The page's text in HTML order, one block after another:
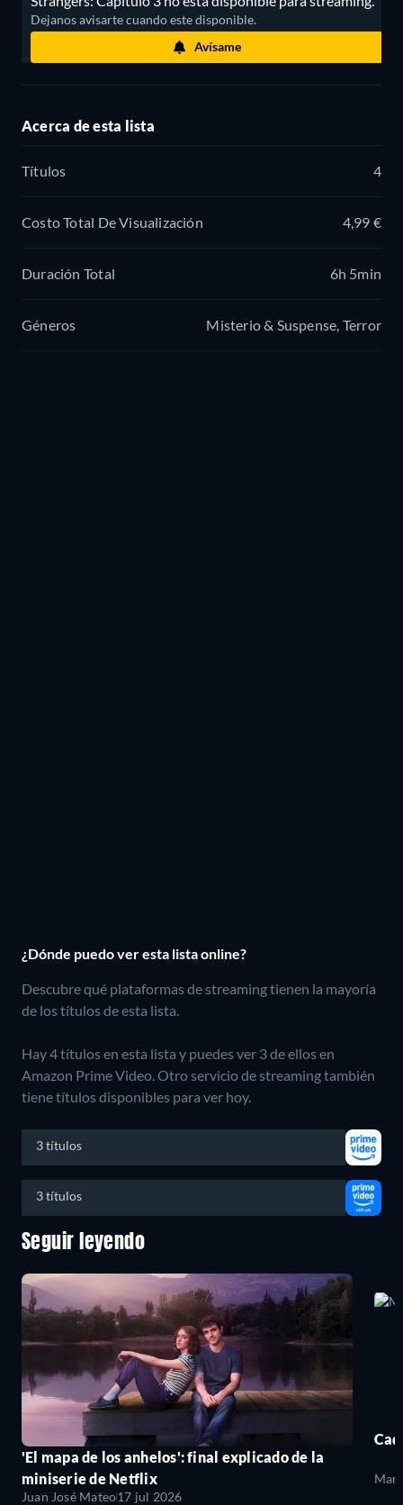
Dejanos avisarte cuando este disponible.
Avísame
Acerca de esta lista
Títulos 4
Costo Total De Visualización 4,99 €
Duración Total 6h 5min
Géneros Misterio & Suspense, Terror
¿Dónde puedo ver esta lista online?
Descubre qué plataformas de streaming tienen la mayoría
de los títulos de esta lista.
Hay 4 títulos en esta lista y puedes ver 3 de ellos en
Amazon Prime Video.Otro servicio de streaming también
tiene títulos disponibles para ver hoy.
3 títulos
3 títulos
Seguir leyendo
'El mapa de los anhelos': final explicado de la
miniserie de Netflix
Juan José Mateo17 jul 2026